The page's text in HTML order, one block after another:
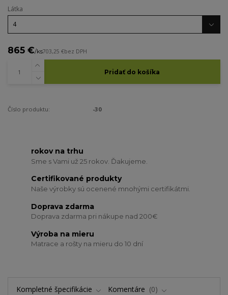
Látka
865 €/ks703,25 €bez DPH
Pridať do košíka
Číslo produktu: -30
rokov na trhu
Sme s Vami už 25 rokov. Ďakujeme.
Certifikované produkty
Naše výrobky sú ocenené mnohými certifikátmi.
Doprava zdarma
Doprava zdarma pri nákupe nad 200€
Výroba na mieru
Matrace a rošty na mieru do 10 dní
Kompletné špecifikácie Komentáre 0